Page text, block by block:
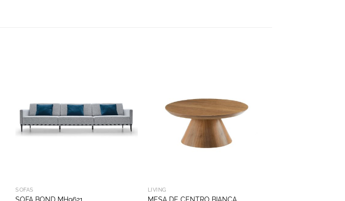
SOFÁS
SOFA BOND MH9621
LIVING
MESA DE CENTRO BIANCA